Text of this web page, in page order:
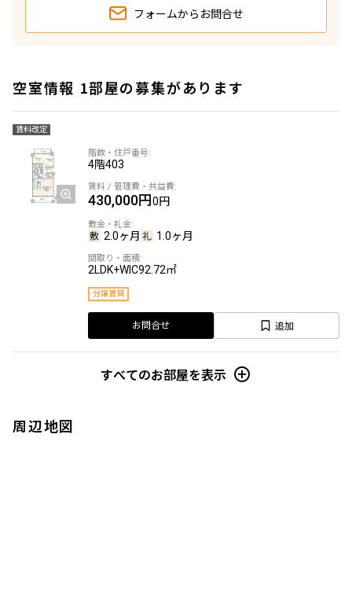
フォームから お問合せ
空室情報 1部屋の募集があります
賃料改定
4階403
430,000円0円
2.0ヶ月 1.0ヶ月
2LDK+WIC92.72㎡
分譲賃貸
お問合せ 追加
すべてのお部屋を表示
周辺地図